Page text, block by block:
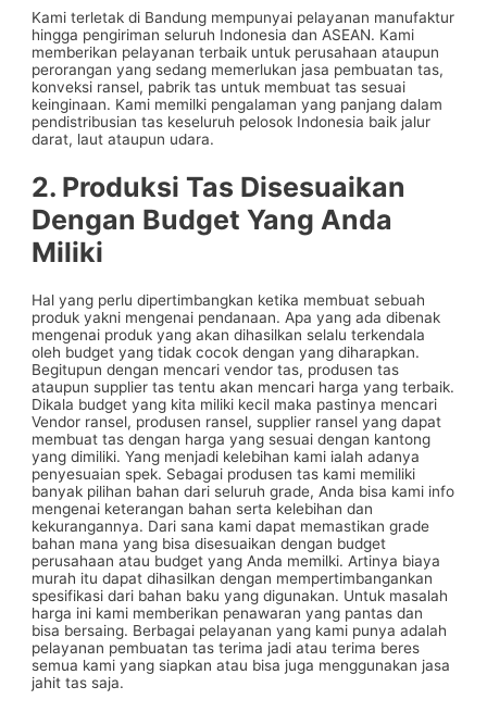
Kami terletak di Bandung mempunyai pelayanan manufaktur
hingga pengiriman seluruh Indonesia dan ASEAN. Kami
memberikan pelayanan terbaik untuk perusahaan ataupun
perorangan yang sedang memerlukan jasa pembuatan tas,
konveksi ransel, pabrik tas untuk membuat tas sesuai
keinginaan. Kami memilki pengalaman yang panjang dalam
pendistribusian tas keseluruh pelosok Indonesia baik jalur
darat, laut ataupun udara.
2. Produksi Tas Disesuaikan
Dengan Budget Yang Anda
Miliki
Hal yang perlu dipertimbangkan ketika membuat sebuah
produk yakni mengenai pendanaan. Apa yang ada dibenak
mengenai produk yang akan dihasilkan selalu terkendala
oleh budget yang tidak cocok dengan yang diharapkan.
Begitupun dengan mencari vendor tas, produsen tas
ataupun supplier tas tentu akan mencari harga yang terbaik.
Dikala budget yang kita miliki kecil maka pastinya mencari
Vendor ransel, produsen ransel, supplier ransel yang dapat
membuat tas dengan harga yang sesuai dengan kantong
yang dimiliki. Yang menjadi kelebihan kami ialah adanya
penyesuaian spek. Sebagai produsen tas kami memiliki
banyak pilihan bahan dari seluruh grade, Anda bisa kami info
mengenai keterangan bahan serta kelebihan dan
kekurangannya. Dari sana kami dapat memastikan grade
bahan mana yang bisa disesuaikan dengan budget
perusahaan atau budget yang Anda memilki. Artinya biaya
murah itu dapat dihasilkan dengan mempertimbangankan
spesifikasi dari bahan baku yang digunakan. Untuk masalah
harga ini kami memberikan penawaran yang pantas dan
bisa bersaing. Berbagai pelayanan yang kami punya adalah
pelayanan pembuatan tas terima jadi atau terima beres
semua kami yang siapkan atau bisa juga menggunakan jasa
jahit tas saja.